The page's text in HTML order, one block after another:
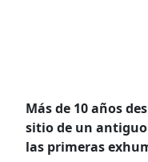
Más de 10 años
sitio de un
las primeras